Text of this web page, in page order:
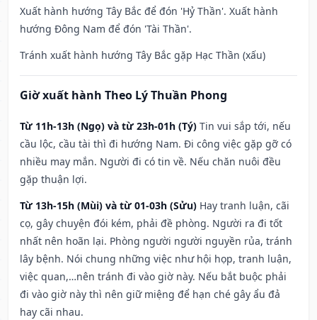
Xuất hành hướng Tây Bắc để đón 'Hỷ Thần'. Xuất hành
hướng Đông Nam để đón 'Tài Thần'.
Tránh xuất hành hướng Tây Bắc gặp Hạc Thần (xấu)
Giờ xuất hành Theo Lý Thuần Phong
Từ 11h-13h (Ngọ) và từ 23h-01h (Tý) Tin vui sắp tới, nếu
cầu lộc, cầu tài thì đi hướng Nam. Đi công việc gặp gỡ có
nhiều may mắn. Người đi có tin về. Nếu chăn nuôi đều
gặp thuận lợi.
Từ 13h-15h (Mùi) và từ 01-03h (Sửu) Hay tranh luận, cãi
cọ, gây chuyện đói kém, phải đề phòng. Người ra đi tốt
nhất nên hoãn lại. Phòng người người nguyền rủa, tránh
lây bệnh. Nói chung những việc như hội họp, tranh luận,
việc quan,…nên tránh đi vào giờ này. Nếu bắt buộc phải
đi vào giờ này thì nên giữ miệng để hạn ché gây ẩu đả
hay cãi nhau.